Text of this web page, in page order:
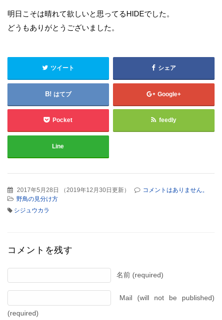
明日こそは晴れて欲しいと思ってるHIDEでした。
どうもありがとうございました。
ツイート シェア
はてブ Google+
Pocket feedly
Line
2017年5月28日 （2019年12月30日更新）
コメントはありません。
野鳥の見分け方
シジュウカラ
コメントを残す
名前 (required)
Mail (will not be published)
(required)